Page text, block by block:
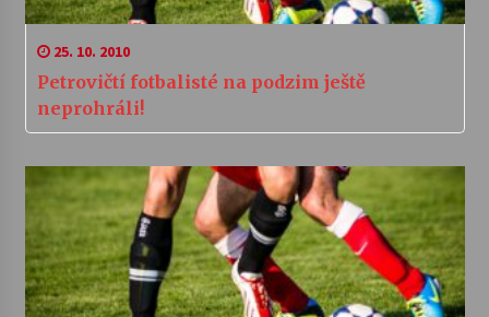
25. 10. 2010
Petrovičtí fotbalisté na podzim ještě
neprohráli!